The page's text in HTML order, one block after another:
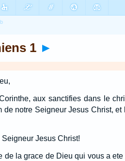
1 ►
aux sanctifies dans le
notre Seigneur Jesus Christ, et
Jesus Christ!
la grace de Dieu qui vous a